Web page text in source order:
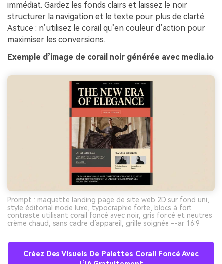
immédiat. Gardez les fonds clairs et laissez le noir
structurer la navigation et le texte pour plus de clarté.
Astuce : n’utilisez le corail qu’en couleur d’action pour
maximiser les conversions.
Exemple d’image de corail noir générée avec media.io
Prompt : maquette landing page de site web 2D sur fond uni,
style éditorial mode luxe, typographie forte, blocs à fort
contraste utilisant corail foncé avec noir, gris foncé et neutres
crème chaud, sans cadre d’appareil, grille soignée --ar 16:9
Créez Des Visuels De Palettes Corail Foncé Avec